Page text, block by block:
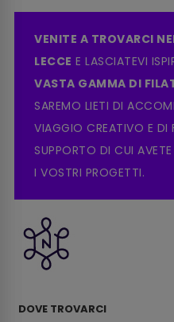
VENITE A TROVARCI
LECCE E LASCIATEVI
VASTA GAMMA DI
SAREMO LIETI DI
VIAGGIO CREATIVO E DI
SUPPORTO DI CUI
I VOSTRI PROGETTI.
DOVE TROVARCI